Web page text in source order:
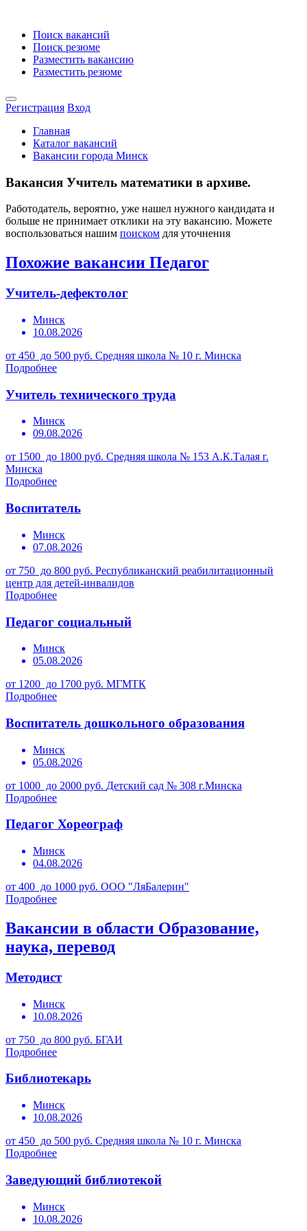
Поиск вакансий
Поиск резюме
Разместить вакансию
Разместить резюме
Регистрация Вход
Главная
Каталог вакансий
Вакансии города Минск
Вакансия Учитель математики в архиве.
Работодатель, вероятно, уже нашел нужного кандидата и
больше не принимает отклики на эту вакансию. Можете
воспользоваться нашим поиском для уточнения
Похожие вакансии Педагог
Учитель-дефектолог
Минск
10.08.2026
от 450 до 500 руб. Средняя школа № 10 г. Минска
Подробнее
Учитель технического труда
Минск
09.08.2026
от 1500 до 1800 руб. Средняя школа № 153 А.К.Талая г.
Минска
Подробнее
Воспитатель
Минск
07.08.2026
от 750 до 800 руб. Республиканский реабилитационный
центр для детей-инвалидов
Подробнее
Педагог социальный
Минск
05.08.2026
от 1200 до 1700 руб. МГМТК
Подробнее
Воспитатель дошкольного образования
Минск
05.08.2026
от 1000 до 2000 руб. Детский сад № 308 г.Минска
Подробнее
Педагог Хореограф
Минск
04.08.2026
от 400 до 1000 руб. ООО "ЛяБалерин"
Подробнее
Вакансии в области Образование,
наука, перевод
Методист
Минск
10.08.2026
от 750 до 800 руб. БГАИ
Подробнее
Библиотекарь
Минск
10.08.2026
от 450 до 500 руб. Средняя школа № 10 г. Минска
Подробнее
Заведующий библиотекой
Минск
10.08.2026